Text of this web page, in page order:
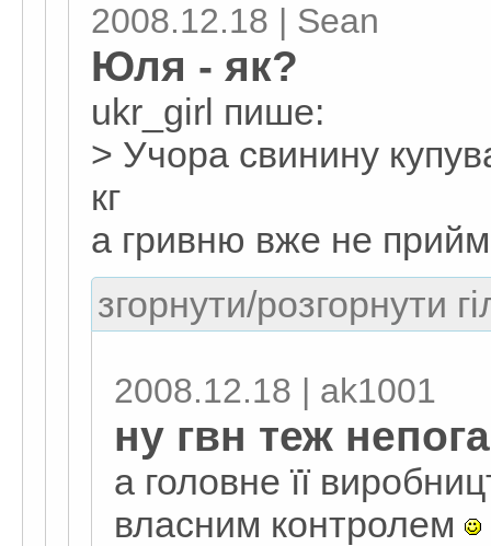
2008.12.18 | Sean
Юля - як?
ukr_girl пише:
> Учора свинину
кг
а гривню вже не
згорнути/розгорнути
2008.12.18 | ak1001
ну гвн теж
а головне її
власним контролем